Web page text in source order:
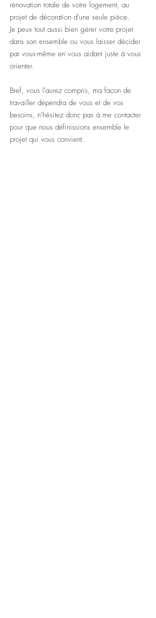
rénovation totale de votre logement, au
projet de décoration d'une seule pièce.
Je peux tout aussi bien gérer votre projet
dans son ensemble ou vous laisser décider
par vous-même en vous aidant juste à vous
orienter.
Bref, vous l'aurez compris, ma façon de
travailler dépendra de vous et de vos
besoins, n'hésitez donc pas à me contacter
pour que nous définissions ensemble le
projet qui vous convient.